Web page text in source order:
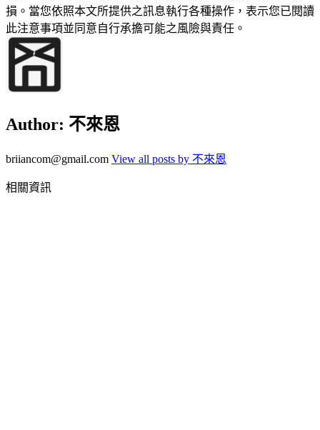
損。當您依照本文所提供之訊息執行各種操作，表示您已閱讀
此注意事項並同意自行承擔可能之風險與責任。
Author: 不來恩
briiancom@gmail.com View all posts by 不來恩
相關資訊